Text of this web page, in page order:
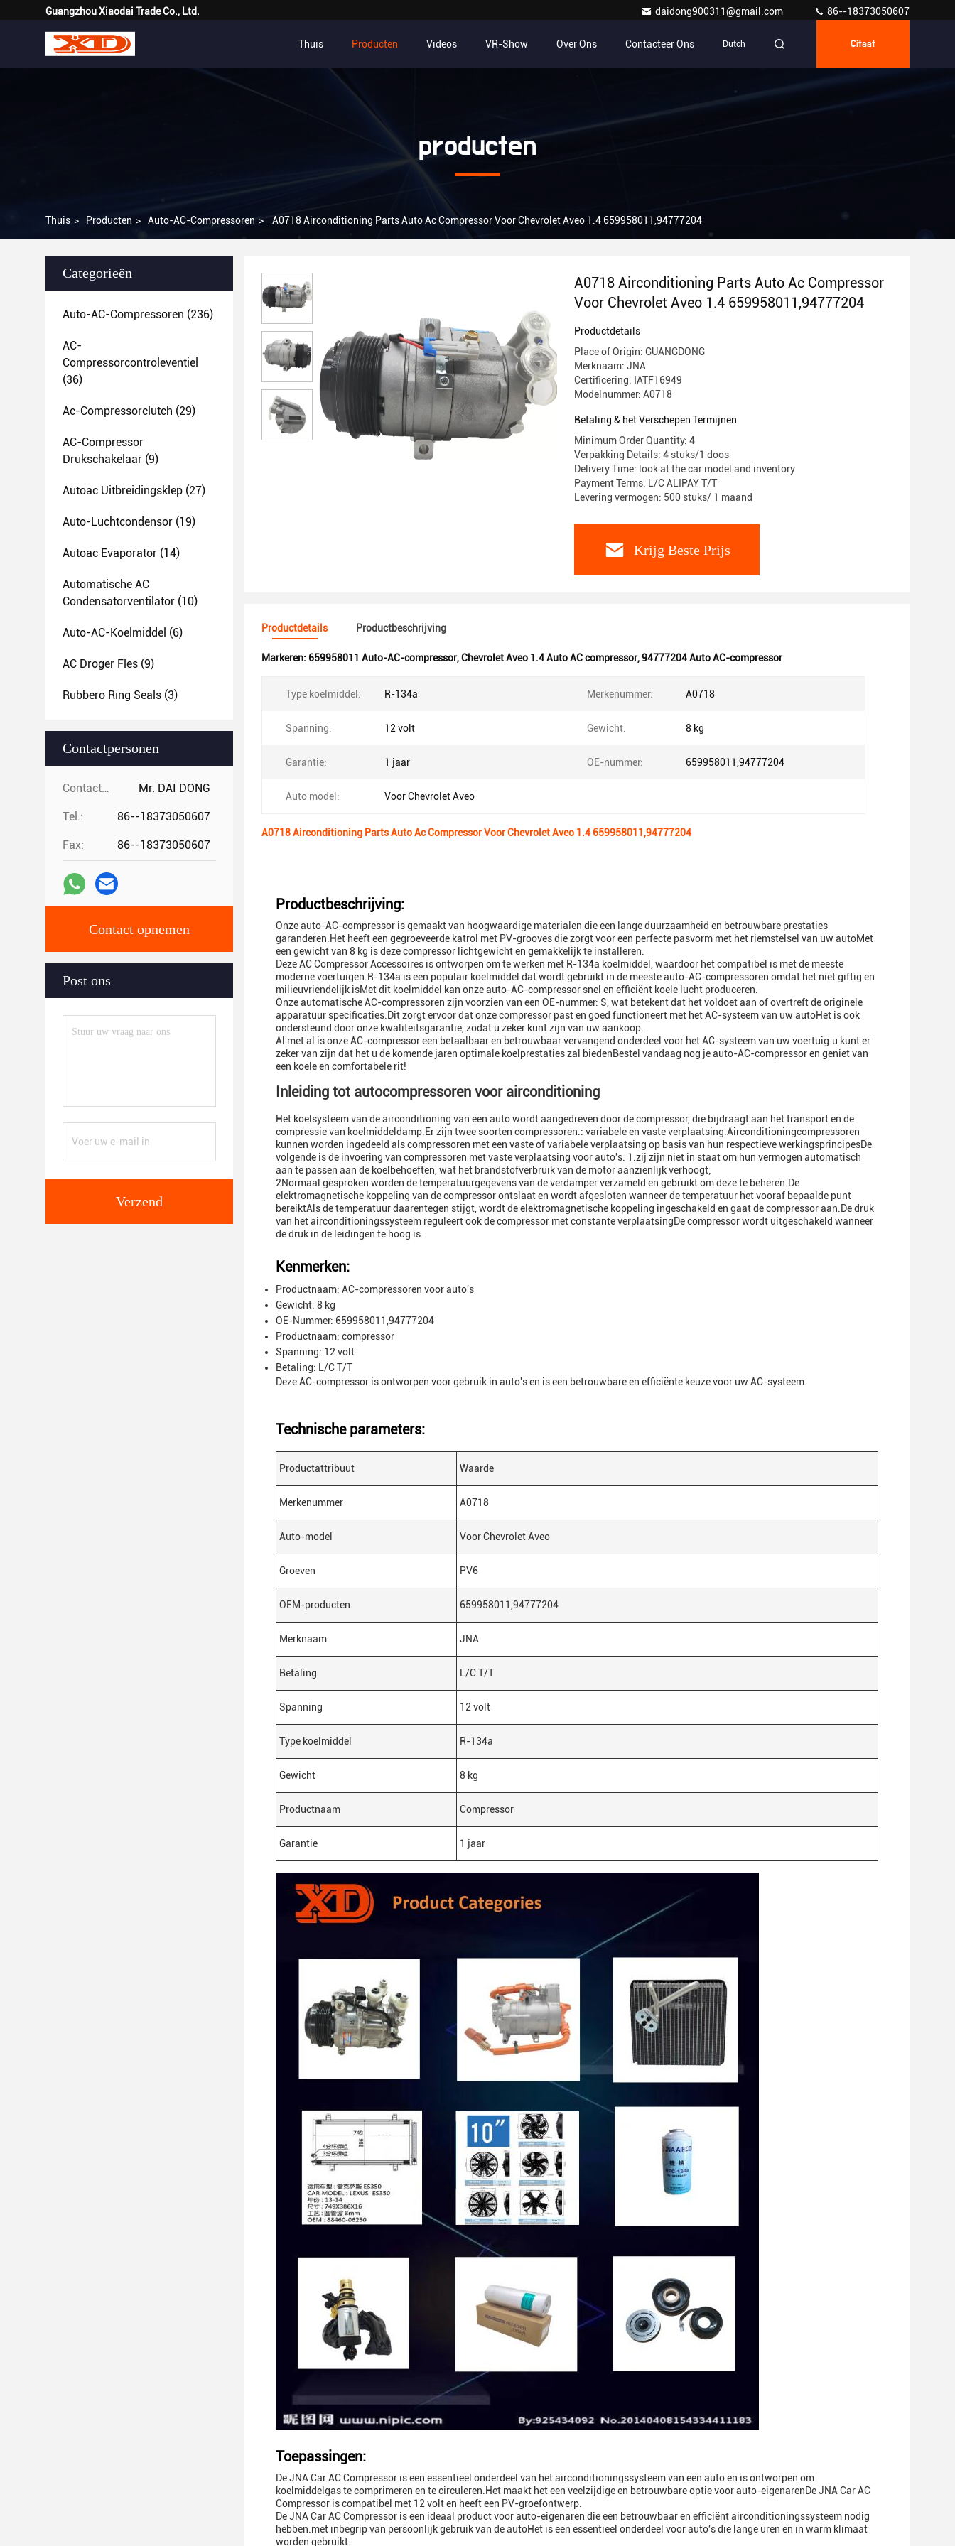
Guangzhou Xiaodai Trade Co., Ltd. daidong900311@gmail.com 86--18373050607
Thuis Producten Videos VR-Show Over Ons Contacteer Ons Dutch Citaat
producten
Thuis > Producten > Auto-AC-Compressoren > A0718 Airconditioning Parts Auto Ac Compressor Voor Chevrolet Aveo 1.4 659958011,94777204
Categorieën
Auto-AC-Compressoren (236)
AC-
Compressorcontroleventiel
(36)
Ac-Compressorclutch (29)
AC-Compressor
Drukschakelaar (9)
Autoac Uitbreidingsklep (27)
Auto-Luchtcondensor (19)
Autoac Evaporator (14)
Automatische AC
Condensatorventilator (10)
Auto-AC-Koelmiddel (6)
AC Droger Fles (9)
Rubbero Ring Seals (3)
Contactpersonen
Contactpersonen: Mr. DAI DONG
Tel.: 86--18373050607
Fax: 86--18373050607
Contact opnemen
Post ons
Verzend
A0718 Airconditioning Parts Auto Ac Compressor
Voor Chevrolet Aveo 1.4 659958011,94777204
Productdetails
Place of Origin: GUANGDONG
Merknaam: JNA
Certificering: IATF16949
Modelnummer: A0718
Betaling & het Verschepen Termijnen
Minimum Order Quantity: 4
Verpakking Details: 4 stuks/1 doos
Delivery Time: look at the car model and inventory
Payment Terms: L/C ALIPAY T/T
Levering vermogen: 500 stuks/ 1 maand
Krijg Beste Prijs
Productdetails Productbeschrijving
Markeren: 659958011 Auto-AC-compressor,Chevrolet Aveo 1.4 Auto AC compressor,94777204 Auto AC-compressor
Type koelmiddel: R-134a Merkenummer: A0718
Spanning: 12 volt Gewicht: 8 kg
Garantie: 1 jaar OE-nummer: 659958011,94777204
Auto model: Voor Chevrolet Aveo
A0718 Airconditioning Parts Auto Ac Compressor Voor Chevrolet Aveo 1.4 659958011,94777204
Productbeschrijving:
Onze auto-AC-compressor is gemaakt van hoogwaardige materialen die een lange duurzaamheid en betrouwbare prestaties
garanderen.Het heeft een gegroeveerde katrol met PV-grooves die zorgt voor een perfecte pasvorm met het riemstelsel van uw autoMet
een gewicht van 8 kg is deze compressor lichtgewicht en gemakkelijk te installeren.
Deze AC Compressor Accessoires is ontworpen om te werken met R-134a koelmiddel, waardoor het compatibel is met de meeste
moderne voertuigen.R-134a is een populair koelmiddel dat wordt gebruikt in de meeste auto-AC-compressoren omdat het niet giftig en
milieuvriendelijk isMet dit koelmiddel kan onze auto-AC-compressor snel en efficiënt koele lucht produceren.
Onze automatische AC-compressoren zijn voorzien van een OE-nummer: S, wat betekent dat het voldoet aan of overtreft de originele
apparatuur specificaties.Dit zorgt ervoor dat onze compressor past en goed functioneert met het AC-systeem van uw autoHet is ook
ondersteund door onze kwaliteitsgarantie, zodat u zeker kunt zijn van uw aankoop.
Al met al is onze AC-compressor een betaalbaar en betrouwbaar vervangend onderdeel voor het AC-systeem van uw voertuig.u kunt er
zeker van zijn dat het u de komende jaren optimale koelprestaties zal biedenBestel vandaag nog je auto-AC-compressor en geniet van
een koele en comfortabele rit!
Inleiding tot autocompressoren voor airconditioning
Het koelsysteem van de airconditioning van een auto wordt aangedreven door de compressor, die bijdraagt aan het transport en de
compressie van koelmiddeldamp.Er zijn twee soorten compressoren.: variabele en vaste verplaatsing.Airconditioningcompressoren
kunnen worden ingedeeld als compressoren met een vaste of variabele verplaatsing op basis van hun respectieve werkingsprincipesDe
volgende is de invoering van compressoren met vaste verplaatsing voor auto's: 1.zij zijn niet in staat om hun vermogen automatisch
aan te passen aan de koelbehoeften, wat het brandstofverbruik van de motor aanzienlijk verhoogt;
2Normaal gesproken worden de temperatuurgegevens van de verdamper verzameld en gebruikt om deze te beheren.De
elektromagnetische koppeling van de compressor ontslaat en wordt afgesloten wanneer de temperatuur het vooraf bepaalde punt
bereiktAls de temperatuur daarentegen stijgt, wordt de elektromagnetische koppeling ingeschakeld en gaat de compressor aan.De druk
van het airconditioningssysteem reguleert ook de compressor met constante verplaatsingDe compressor wordt uitgeschakeld wanneer
de druk in de leidingen te hoog is.
Kenmerken:
Productnaam: AC-compressoren voor auto's
Gewicht: 8 kg
OE-Nummer: 659958011,94777204
Productnaam: compressor
Spanning: 12 volt
Betaling: L/C T/T
Deze AC-compressor is ontworpen voor gebruik in auto's en is een betrouwbare en efficiënte keuze voor uw AC-systeem.
Technische parameters:
Productattribuut Waarde
Merkenummer A0718
Auto-model Voor Chevrolet Aveo
Groeven PV6
OEM-producten 659958011,94777204
Merknaam JNA
Betaling L/C T/T
Spanning 12 volt
Type koelmiddel R-134a
Gewicht 8 kg
Productnaam Compressor
Garantie 1 jaar
Toepassingen:
De JNA Car AC Compressor is een essentieel onderdeel van het airconditioningssysteem van een auto en is ontworpen om
koelmiddelgas te comprimeren en te circuleren.Het maakt het een veelzijdige en betrouwbare optie voor auto-eigenarenDe JNA Car AC
Compressor is compatibel met 12 volt en heeft een PV-groefontwerp.
De JNA Car AC Compressor is een ideaal product voor auto-eigenaren die een betrouwbaar en efficiënt airconditioningssysteem nodig
hebben.met inbegrip van persoonlijk gebruik van de autoHet is een essentieel onderdeel voor auto's die lange uren en in warm klimaat
worden gebruikt.